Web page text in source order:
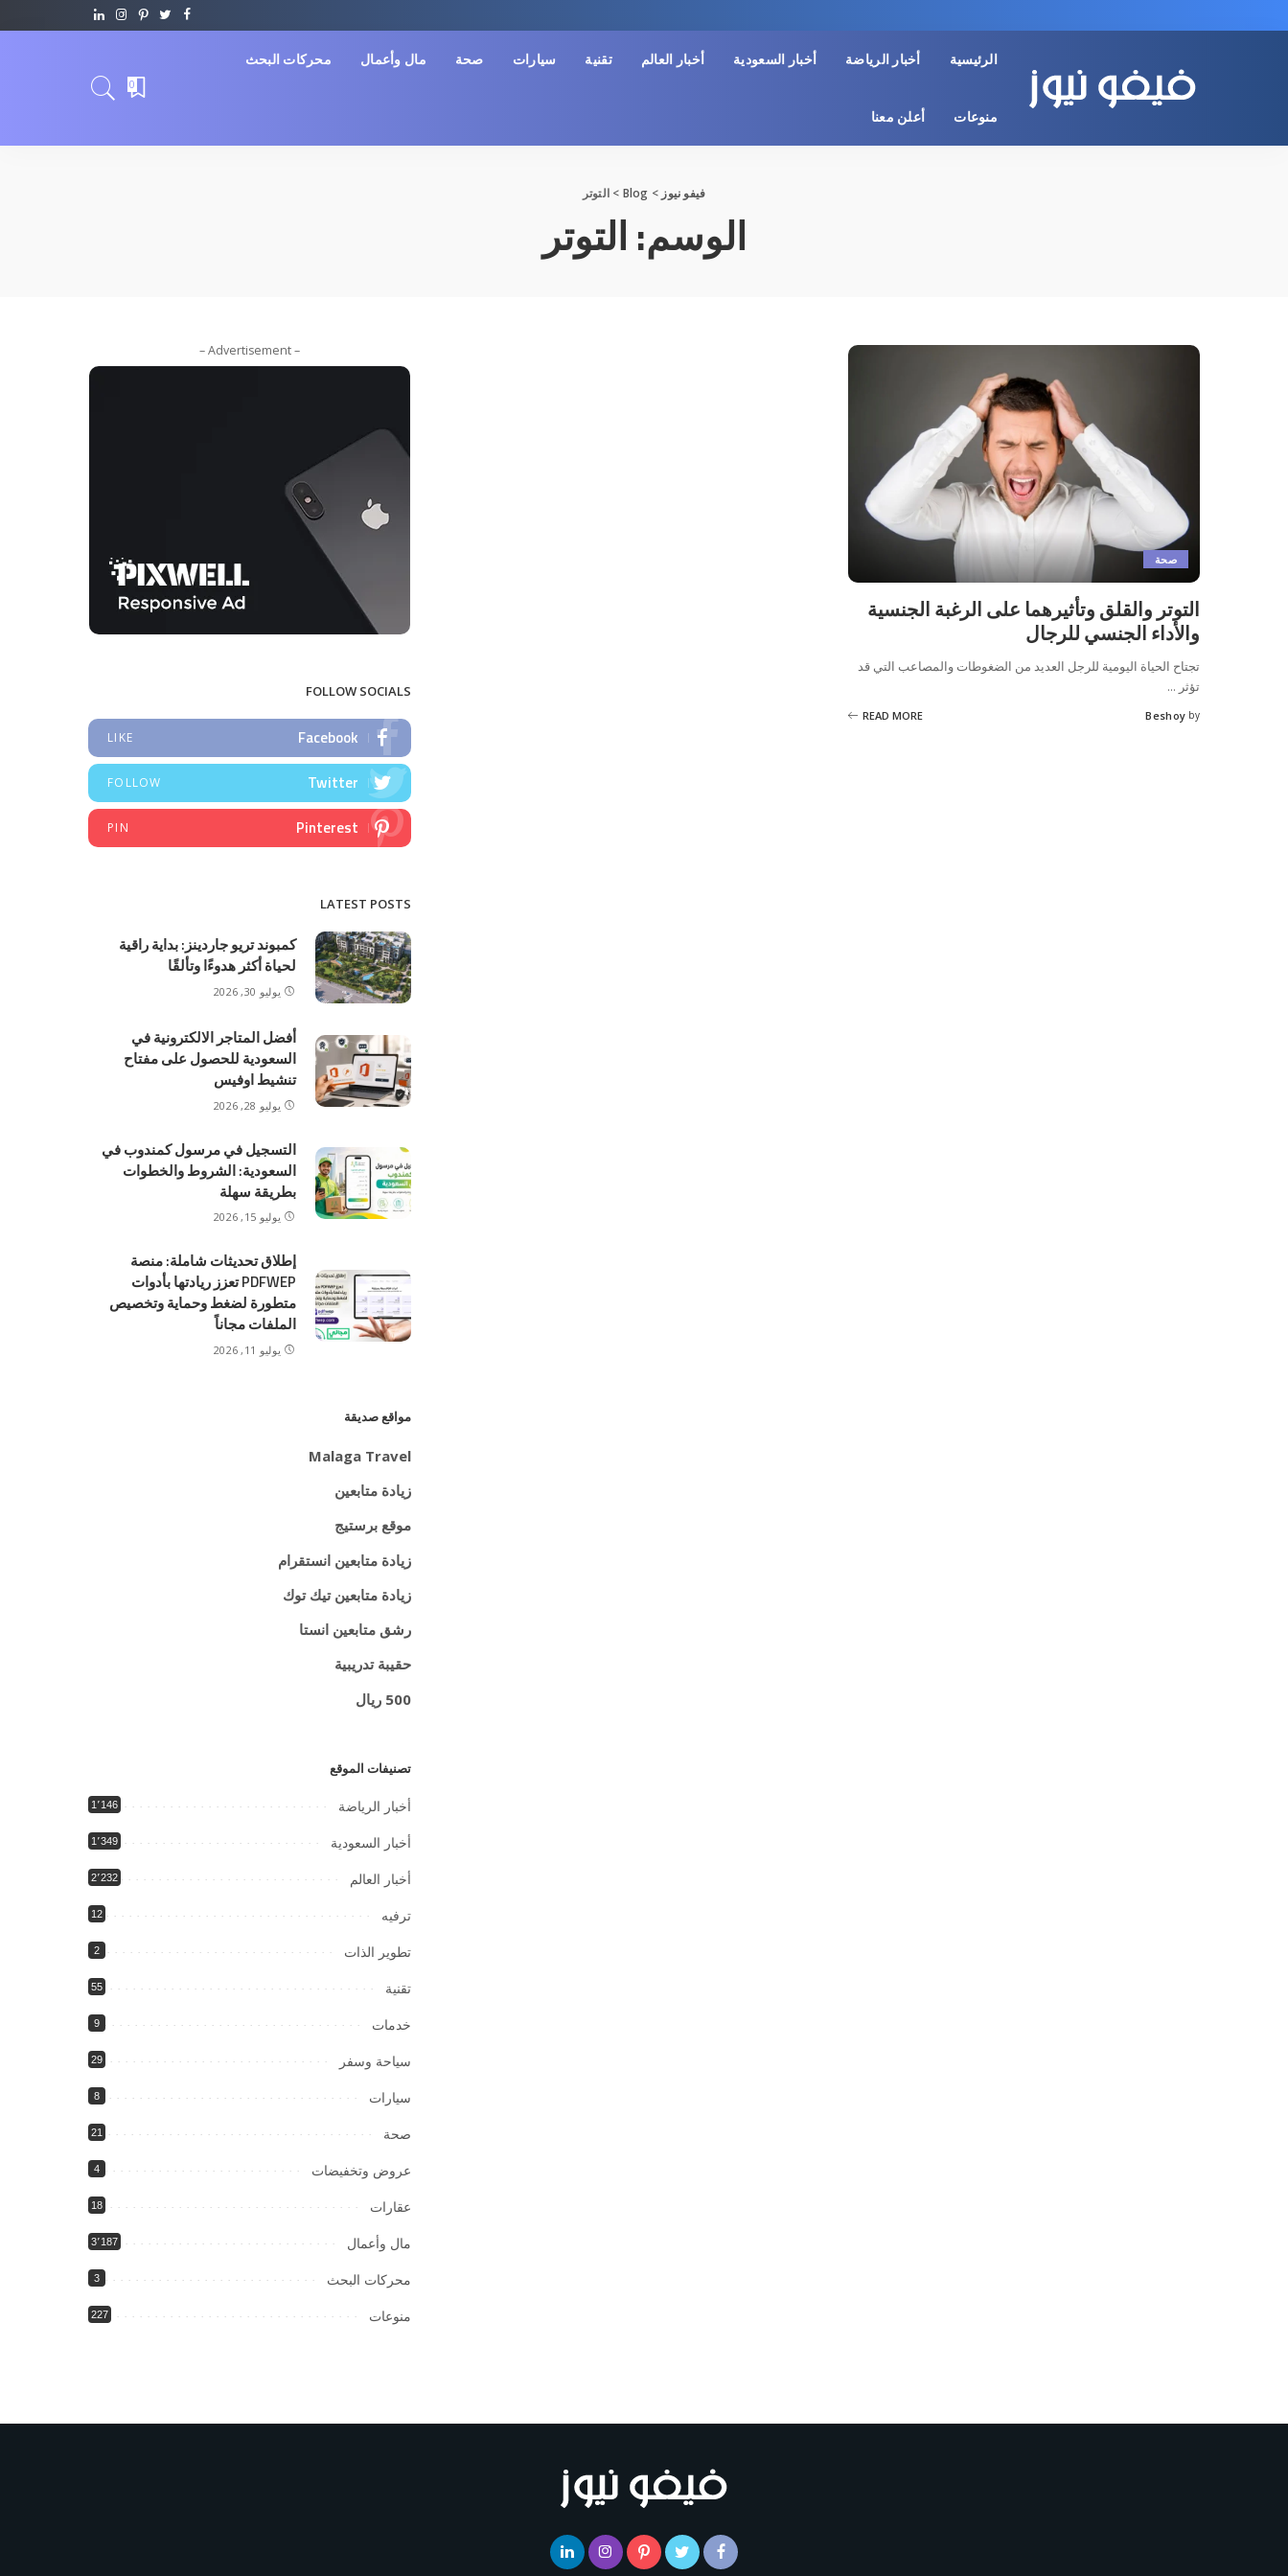
الرئيسية أخبار الرياضة أخبار السعودية أخبار العالم تقنية سيارات صحة مال وأعمال محركات البحث
منوعات أعلن معنا
0
فيفو نيوز >
Blog
> التوتر
الوسم: التوتر
صحة
التوتر والقلق وتأثيرهما على الرغبة الجنسية
والأداء الجنسي للرجال
تجتاح الحياة اليومية للرجل العديد من الضغوطات والمصاعب التي قد
تؤثر ...
by
Beshoy
READ MORE
– Advertisement –
FOLLOW SOCIALS
Facebook
LIKE
Twitter
FOLLOW
Pinterest
PIN
LATEST POSTS
كمبوند تريو جاردينز: بداية راقية
لحياة أكثر هدوءًا وتألقًا
يوليو 30, 2026
أفضل المتاجر الالكترونية في
السعودية للحصول على مفتاح
تنشيط اوفيس
يوليو 28, 2026
التسجيل في مرسول كمندوب في
السعودية: الشروط والخطوات
بطريقة سهلة
يوليو 15, 2026
إطلاق تحديثات شاملة: منصة
PDFWEP تعزز ريادتها بأدوات
متطورة لضغط وحماية وتخصيص
الملفات مجاناً
يوليو 11, 2026
مواقع صديقة
Malaga Travel
زيادة متابعين
موقع برستيج
زيادة متابعين انستقرام
زيادة متابعين تيك توك
رشق متابعين انستا
حقيبة تدريبية
500 ريال
تصنيفات الموقع
أخبار الرياضة 1٬146
أخبار السعودية 1٬349
أخبار العالم 2٬232
ترفيه 12
تطوير الذات 2
تقنية 55
خدمات 9
سياحة وسفر 29
سيارات 8
صحة 21
عروض وتخفيضات 4
عقارات 18
مال وأعمال 3٬187
محركات البحث 3
منوعات 227